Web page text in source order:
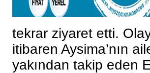
tekrar ziyaret etti.
itibaren Aysima’nın
yakından takip eden